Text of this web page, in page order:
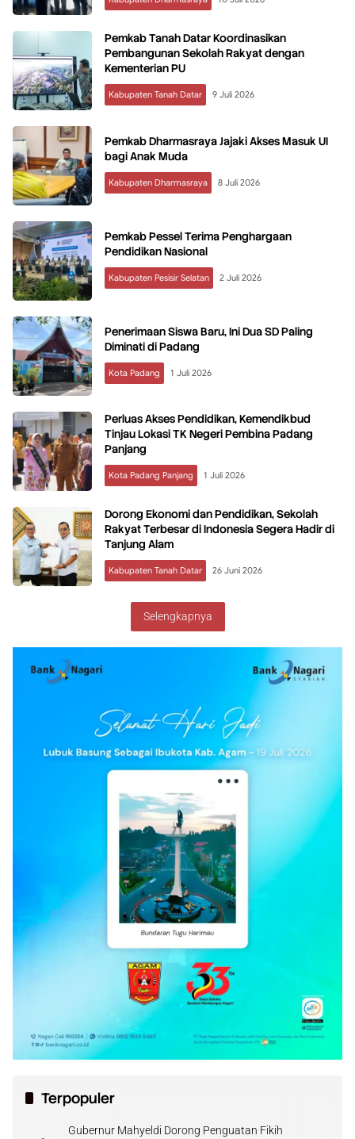
Pemkab Tanah Datar Koordinasikan
Pembangunan Sekolah Rakyat dengan
Kementerian PU
Kabupaten Tanah Datar 9 Juli 2026
Pemkab Dharmasraya Jajaki Akses Masuk UI
bagi Anak Muda
Kabupaten Dharmasraya 8 Juli 2026
Pemkab Pessel Terima Penghargaan
Pendidikan Nasional
Kabupaten Pesisir Selatan 2 Juli 2026
Penerimaan Siswa Baru, Ini Dua SD Paling
Diminati di Padang
Kota Padang 1 Juli 2026
Perluas Akses Pendidikan, Kemendikbud
Tinjau Lokasi TK Negeri Pembina Padang
Panjang
Kota Padang Panjang 1 Juli 2026
Dorong Ekonomi dan Pendidikan, Sekolah
Rakyat Terbesar di Indonesia Segera Hadir di
Tanjung Alam
Kabupaten Tanah Datar 26 Juni 2026
Selengkapnya
Terpopuler
Gubernur Mahyeldi Dorong Penguatan Fikih